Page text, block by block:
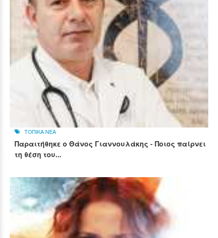
ΤΟΠΙΚΑ ΝΕΑ
Παραιτήθηκε ο Θάνος Γιαννουλάκης - Ποιος παίρνει
τη θέση του...